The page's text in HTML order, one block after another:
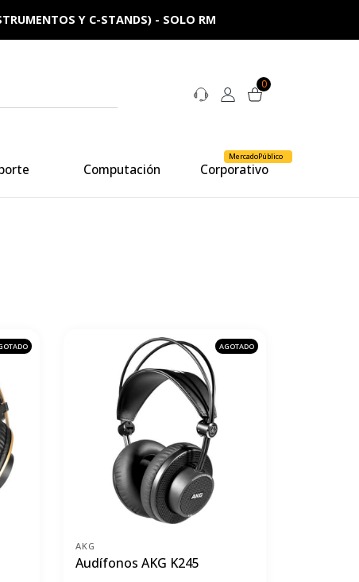
0
Computación Corporativo
MercadoPúblico
Y C-STANDS) - SOLO RM
AGOTADO
AKG
Audífonos AKG K245